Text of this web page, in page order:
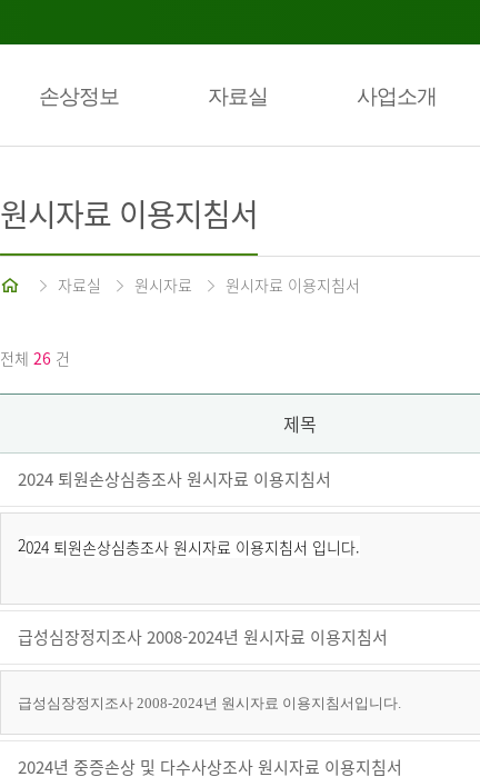
손상정보 자료실 사업소개
원시자료 이용지침서
홈 자료실 원시자료 원시자료 이용지침서
전체 26 건
제목
2024 퇴원손상심층조사 원시자료 이용지침서
2024 퇴원손상심층조사 원시자료 이용지침서 입니다.
급성심장정지조사 2008-2024년 원시자료 이용지침서
급성심장정지조사 2008-2024년 원시자료 이용지침서입니다.
2024년 중증손상 및 다수사상조사 원시자료 이용지침서